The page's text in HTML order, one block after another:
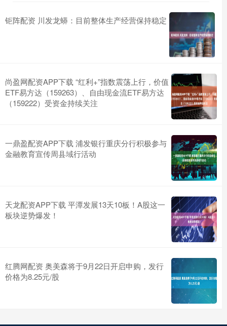
钜阵配资 川发龙蟒：目前整体生产经营保持稳定
尚盈网配资APP下载 “红利+”指数震荡上行，价值
ETF易方达（159263）、自由现金流ETF易方达
（159222）受资金持续关注
一鼎盈配资APP下载 浦发银行重庆分行积极参与
金融教育宣传周县域行活动
天龙配资APP下载 平潭发展13天10板！A股这一
板块逆势爆发！
红腾网配资 奥美森将于9月22日开启申购，发行
价格为8.25元/股